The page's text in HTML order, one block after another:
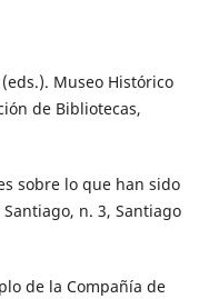
(eds.). Museo Histórico
de Bibliotecas,
sobre lo que han sido
n. 3, Santiago
de la Compañía de